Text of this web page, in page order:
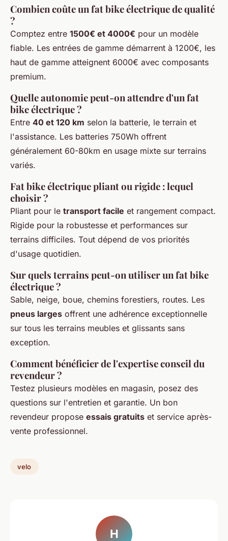
Combien coûte un fat bike électrique de qualité
?
Comptez entre 1500€ et 4000€ pour un modèle
fiable. Les entrées de gamme démarrent à 1200€, les
haut de gamme atteignent 6000€ avec composants
premium.
Quelle autonomie peut-on attendre d'un fat
bike électrique ?
Entre 40 et 120 km selon la batterie, le terrain et
l'assistance. Les batteries 750Wh offrent
généralement 60-80km en usage mixte sur terrains
variés.
Fat bike électrique pliant ou rigide : lequel
choisir ?
Pliant pour le transport facile et rangement compact.
Rigide pour la robustesse et performances sur
terrains difficiles. Tout dépend de vos priorités
d'usage quotidien.
Sur quels terrains peut-on utiliser un fat bike
électrique ?
Sable, neige, boue, chemins forestiers, routes. Les
pneus larges offrent une adhérence exceptionnelle
sur tous les terrains meubles et glissants sans
exception.
Comment bénéficier de l'expertise conseil du
revendeur ?
Testez plusieurs modèles en magasin, posez des
questions sur l'entretien et garantie. Un bon
revendeur propose essais gratuits et service après-
vente professionnel.
velo
H